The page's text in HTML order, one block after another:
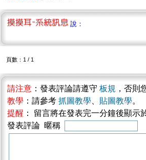
說：
頁數：1 / 1
請注意 ：發表評論請遵守 板規 ，否則
教學 ：請參考 抓圖教學 貼圖教學。
提醒 ： 留言將在發表完一分鐘後顯
發表評論 暱稱